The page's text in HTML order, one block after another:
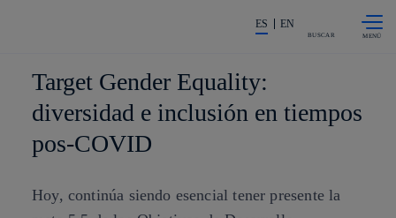
La acción en accionistas e
ES EN
BUSCAR
Target Gender Equality:
diversidad e inclusión en tiempos
pos-COVID
Hoy, continúa siendo esencial tener presente la